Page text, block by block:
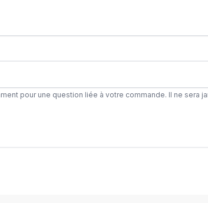
pour une question liée à votre commande. Il ne sera